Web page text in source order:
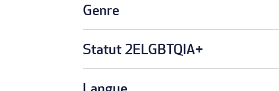
Genre
Statut 2ELGBTQIA+